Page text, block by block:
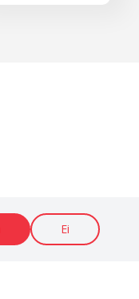
Ei